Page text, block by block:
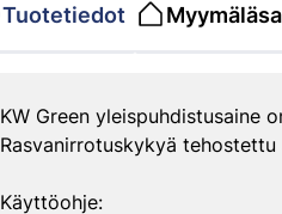
Tuotetiedot
KW Green yleispuhdistusaine
Rasvanirrotuskykyä
Käyttöohje: